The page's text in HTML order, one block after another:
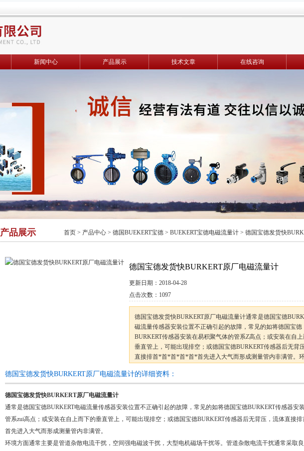
新闻中心 产品展示 技术文章 在线咨询
产品展示 首页 > 产品中心 > 德国BUEKERT宝德 > BUEKERT宝德电磁流量计 > 德国宝德发货快
德国宝德发货快BURKERT原厂电磁流量计
更新日期： 2018-04-28
点击次数： 1097
德国宝德发货快BURKERT原厂电磁流量计通常是德国宝德
磁流量传感器安装位置不正确引起的故障，常见的如将德国宝德
BURKERT传感器安装在易积聚气体的管系Z高点；或安装在自
垂直管上，可能出现排空；或德国宝德BURKERT传感器后无背
直接排首*首*首*首*首*首先进入大气而形成测量管内非满管。
等。管道杂散电流干扰通
德国宝德发货快BURKERT原厂电磁流量计的详细资料：
德国宝德发货快BURKERT原厂电磁流量计
通常是德国宝德BURKERT电磁流量传感器安装位置不正确引起的故障，常见的如将德国宝德BURKERT传感器安
管系zui高点；或安装在自上而下的垂直管上，可能出现排空；或德国宝德BURKERT传感器后无背压，流体直接
首先进入大气而形成测量管内非满管。
环境方面通常主要是管道杂散电流干扰，空间强电磁波干扰，大型电机磁场干扰等。管道杂散电流干扰通常采取